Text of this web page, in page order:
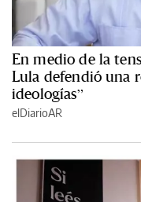
En medio de la
Lula defendió una
ideologías”
elDiarioAR